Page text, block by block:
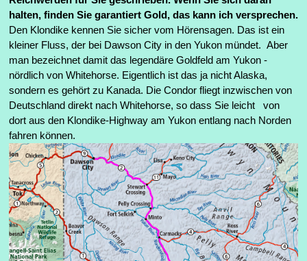
halten, finden Sie garantiert Gold, das kann ich versprechen.
Den Klondike kennen Sie sicher vom Hörensagen. Das ist ein
kleiner Fluss, der bei Dawson City in den Yukon mündet. Aber
man bezeichnet damit das legendäre Goldfeld am Yukon -
nördlich von Whitehorse. Eigentlich ist das ja nicht Alaska,
sondern es gehört zu Kanada. Die Condor fliegt inzwischen von
Deutschland direkt nach Whitehorse, so dass Sie leicht von
dort aus den Klondike-Highway am Yukon entlang nach Norden
fahren können.